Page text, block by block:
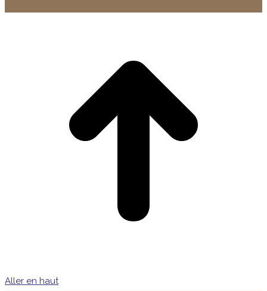
Aller en haut